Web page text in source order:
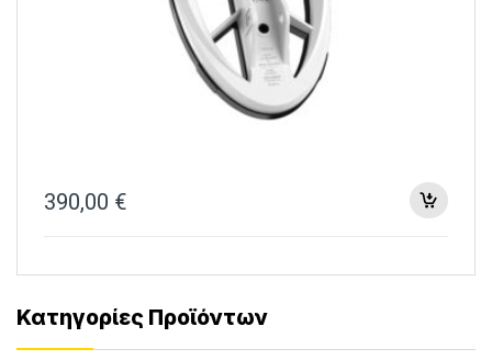
390,00 €
Κατηγορίες Προϊόντων